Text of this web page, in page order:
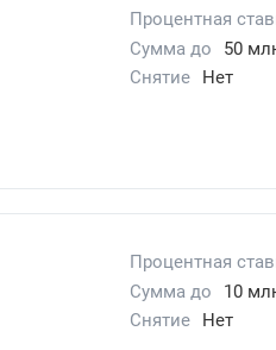
Процентная
Сумма до
50
Снятие Нет
Процентная
Сумма до
10
Снятие Нет